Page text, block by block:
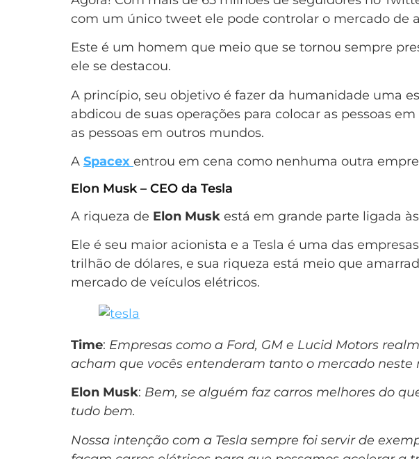
com um único tweet ele pode controlar o mercado de
Este é um homem que meio que se tornou sempre
ele se destacou.
A princípio, seu objetivo é fazer da humanidade uma
abdicou de suas operações para colocar as pessoas
as pessoas em outros mundos.
A Spacex entrou em cena como nenhuma outra
Elon Musk – CEO da Tesla
A riqueza de Elon Musk está em grande parte ligada às
Ele é seu maior acionista e a Tesla é uma das
trilhão de dólares, e sua riqueza está meio que
mercado de veículos elétricos.
Time: Empresas como a Ford, GM e Lucid Motors
acham que vocês entenderam tanto o mercado neste
Elon Musk: Bem, se alguém faz carros melhores do
tudo bem.
Nossa intenção com a Tesla sempre foi servir de